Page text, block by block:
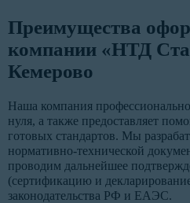
Преимущества
компании «НТД
Кемерово
Наша компания
нуля, а также предоставляет
готовых стандартов. Мы
нормативно-технической
проводим дальнейшее
(сертификацию и
законодательства РФ и ЕАЭС.